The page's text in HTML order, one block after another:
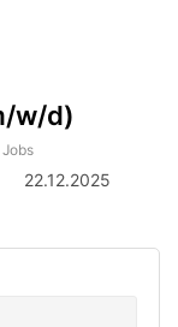
von
mobilem
Endgerät
w/d)
22.12.2025